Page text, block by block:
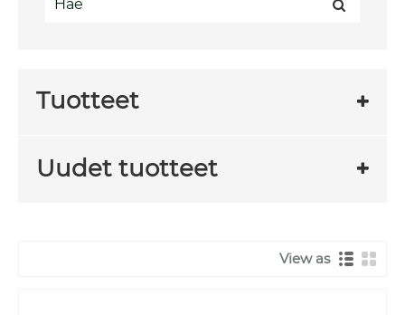
Tuotteet
Uudet tuotteet
View as